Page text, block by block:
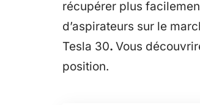
récupérer plus
d’aspirateurs sur le
Tesla 30. Vous
position.